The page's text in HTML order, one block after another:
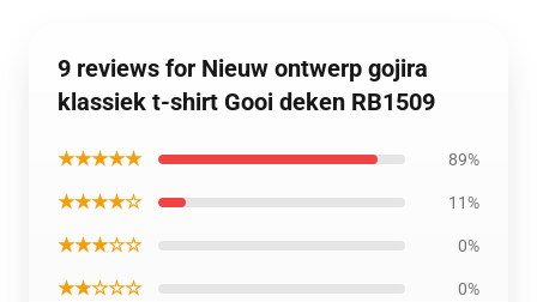
9 reviews for Nieuw ontwerp gojira
klassiek t-shirt Gooi deken RB1509
★★★★★ 89%
★★★★☆ 11%
★★★☆☆ 0%
★★☆☆☆ 0%